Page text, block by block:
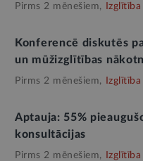
Pirms 2 mēnešiem, Izglītība
Konferencē diskutēs
un mūžizglītības
Pirms 2 mēnešiem, Izglītība
Aptauja: 55%
konsultācijas
Pirms 2 mēnešiem, Izglītība